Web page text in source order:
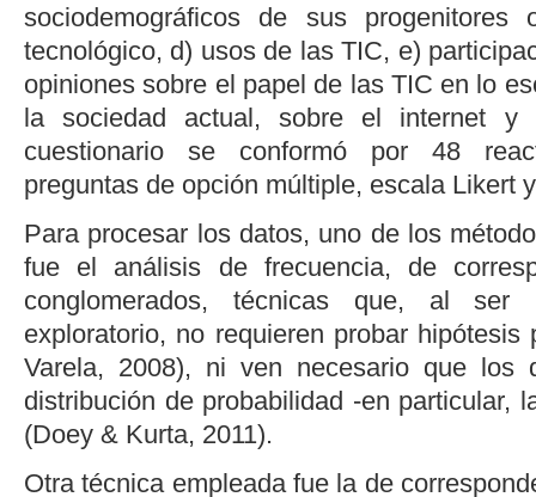
sociodemográficos de sus progenitores
tecnológico, d) usos de las TIC, e)
opiniones sobre el papel de las TIC en lo
la sociedad actual, sobre el internet y
cuestionario se conformó por 48
preguntas de opción múltiple, escala Likert
Para procesar los datos, uno de los
fue el análisis de frecuencia, de
conglomerados, técnicas que, al
exploratorio, no requieren probar hipótesis
Varela, 2008), ni ven necesario que los
distribución de probabilidad -en particular,
(Doey & Kurta, 2011).
Otra técnica empleada fue la de